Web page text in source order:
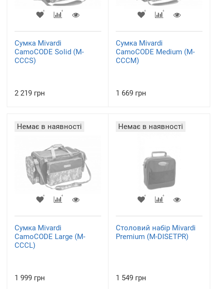
Сумка Mivardi
CamoCODE Solid (M-
CCCS)
2 219 грн
Сумка Mivardi
CamoCODE Medium (M-
CCCM)
1 669 грн
Немає в наявності
Сумка Mivardi
CamoCODE Large (M-
CCCL)
1 999 грн
Немає в наявності
Столовий набір Mivardi
Premium (M-DISETPR)
1 549 грн